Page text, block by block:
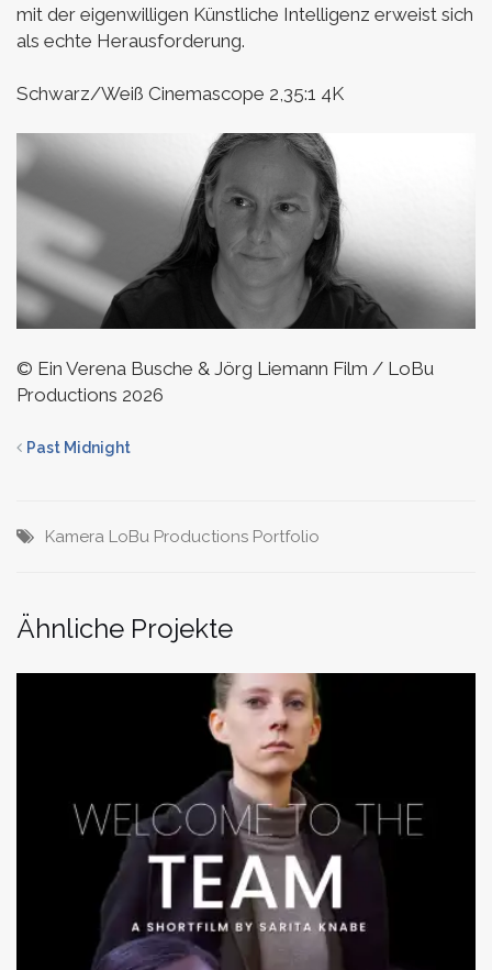
mit der eigenwilligen Künstliche Intelligenz erweist sich
als echte Herausforderung.
Schwarz/Weiß Cinemascope 2,35:1 4K
© Ein Verena Busche & Jörg Liemann Film / LoBu
Productions 2026
Past Midnight
Kamera LoBu Productions Portfolio
Ähnliche Projekte